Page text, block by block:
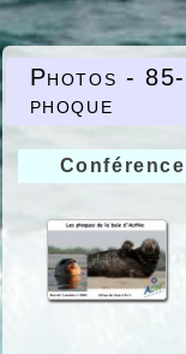
Photos -
phoque